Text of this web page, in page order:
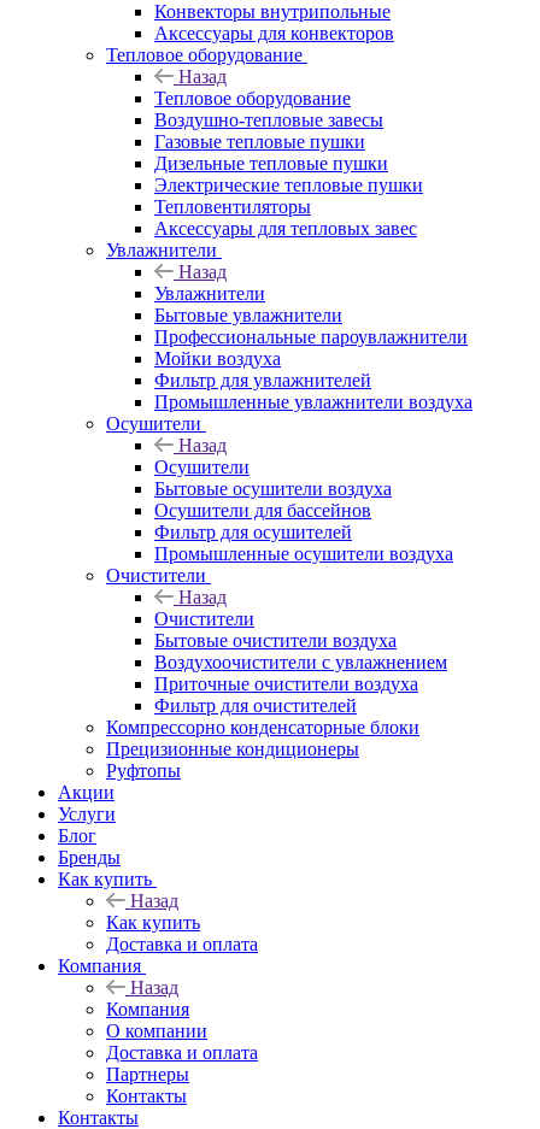
Конвекторы внутрипольные
Аксессуары для конвекторов
Тепловое оборудование
Назад
Тепловое оборудование
Воздушно-тепловые завесы
Газовые тепловые пушки
Дизельные тепловые пушки
Электрические тепловые пушки
Тепловентиляторы
Аксессуары для тепловых завес
Увлажнители
Назад
Увлажнители
Бытовые увлажнители
Профессиональные пароувлажнители
Мойки воздуха
Фильтр для увлажнителей
Промышленные увлажнители воздуха
Осушители
Назад
Осушители
Бытовые осушители воздуха
Осушители для бассейнов
Фильтр для осушителей
Промышленные осушители воздуха
Очистители
Назад
Очистители
Бытовые очистители воздуха
Воздухоочистители с увлажнением
Приточные очистители воздуха
Фильтр для очистителей
Компрессорно конденсаторные блоки
Прецизионные кондиционеры
Руфтопы
Акции
Услуги
Блог
Бренды
Как купить
Назад
Как купить
Доставка и оплата
Компания
Назад
Компания
О компании
Доставка и оплата
Партнеры
Контакты
Контакты